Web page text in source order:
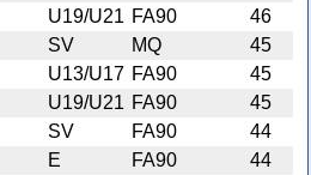
U19/U21 FA90
46
SV MQ
45
U13/U17 FA90
45
U19/U21 FA90
45
SV FA90
44
E FA90
44